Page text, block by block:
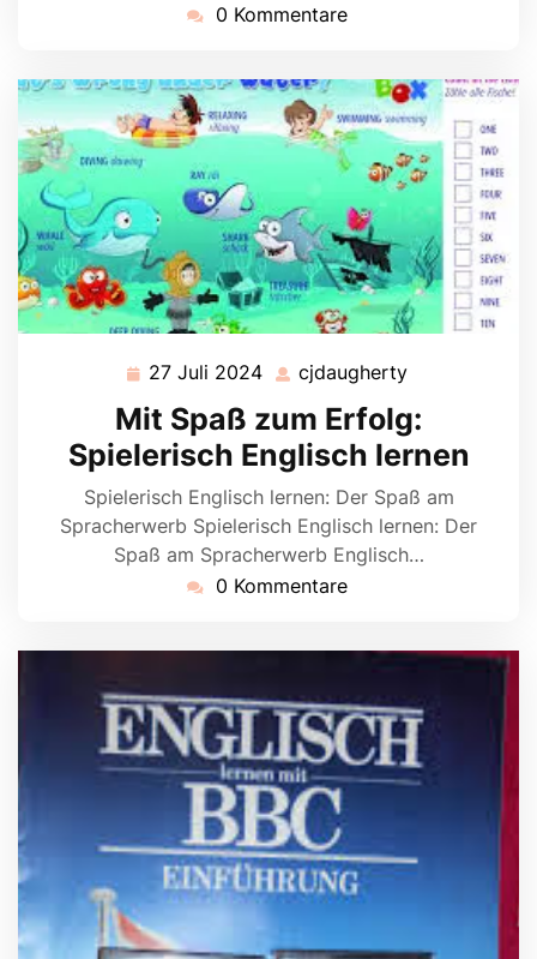
0 Kommentare
27 Juli 2024 27
2024
cjdaugherty
Mit Spaß zum Erfolg:
Spielerisch Englisch lernen
Spielerisch Englisch lernen: Der Spaß am
Spracherwerb Spielerisch Englisch lernen: Der
Spaß am Spracherwerb Englisch…
0 Kommentare